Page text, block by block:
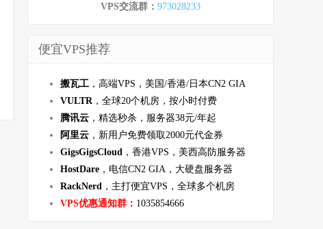
VPS交流群： 973028233
便宜VPS推荐
搬瓦工 ，高端VPS，美国/香港/日本CN2 GIA
VULTR ，全球20个机房，按小时付费
腾讯云 ，精选秒杀，服务器38元/年起
阿里云 ，新用户免费领取2000元代金券
GigsGigsCloud ，香港VPS，美西高防服务器
HostDare ，电信CN2 GIA，大硬盘服务器
RackNerd ，主打便宜VPS，全球多个机房
VPS优惠通知群： 1035854666